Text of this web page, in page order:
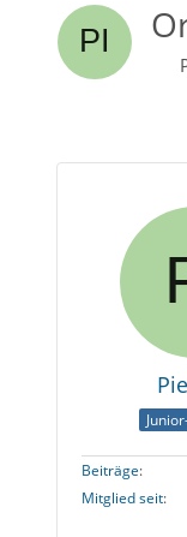
Beiträge
Mitglied seit